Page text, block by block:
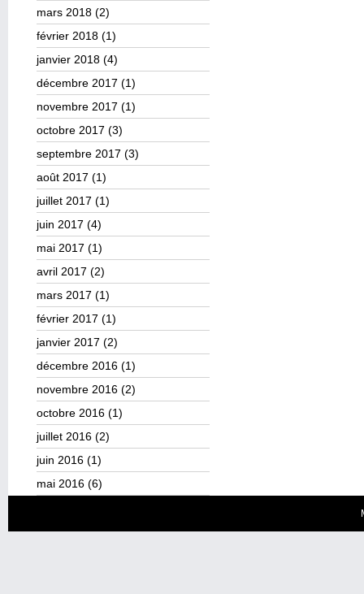
mars 2018 (2)
février 2018 (1)
janvier 2018 (4)
décembre 2017 (1)
novembre 2017 (1)
octobre 2017 (3)
septembre 2017 (3)
août 2017 (1)
juillet 2017 (1)
juin 2017 (4)
mai 2017 (1)
avril 2017 (2)
mars 2017 (1)
février 2017 (1)
janvier 2017 (2)
décembre 2016 (1)
novembre 2016 (2)
octobre 2016 (1)
juillet 2016 (2)
juin 2016 (1)
mai 2016 (6)